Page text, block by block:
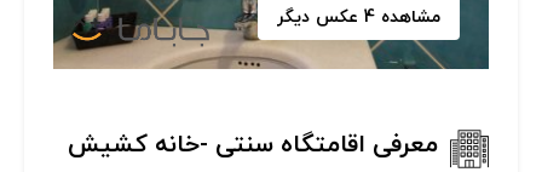
مشاهده 4 عکس دیگر
معرفی اقامتگاه سنتی -خانه کشیش